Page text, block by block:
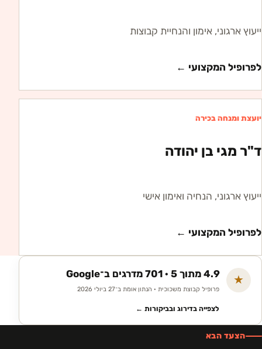
ייעוץ ארגוני, אימון והנחיית קבוצות
לפרופיל המקצועי ←
יועצת ומנחה בכירה
ד"ר מגי בן יהודה
ייעוץ ארגוני, הנחיה ואימון אישי
לפרופיל המקצועי ←
★ 4.9 מתוך 5 · 701 מדרגים ב־Google
פרופיל קבוצת משכוכית · הנתון אומת ב־27 ביולי 2026
לצפייה בדירוג ובביקורות ←
הצעד הבא